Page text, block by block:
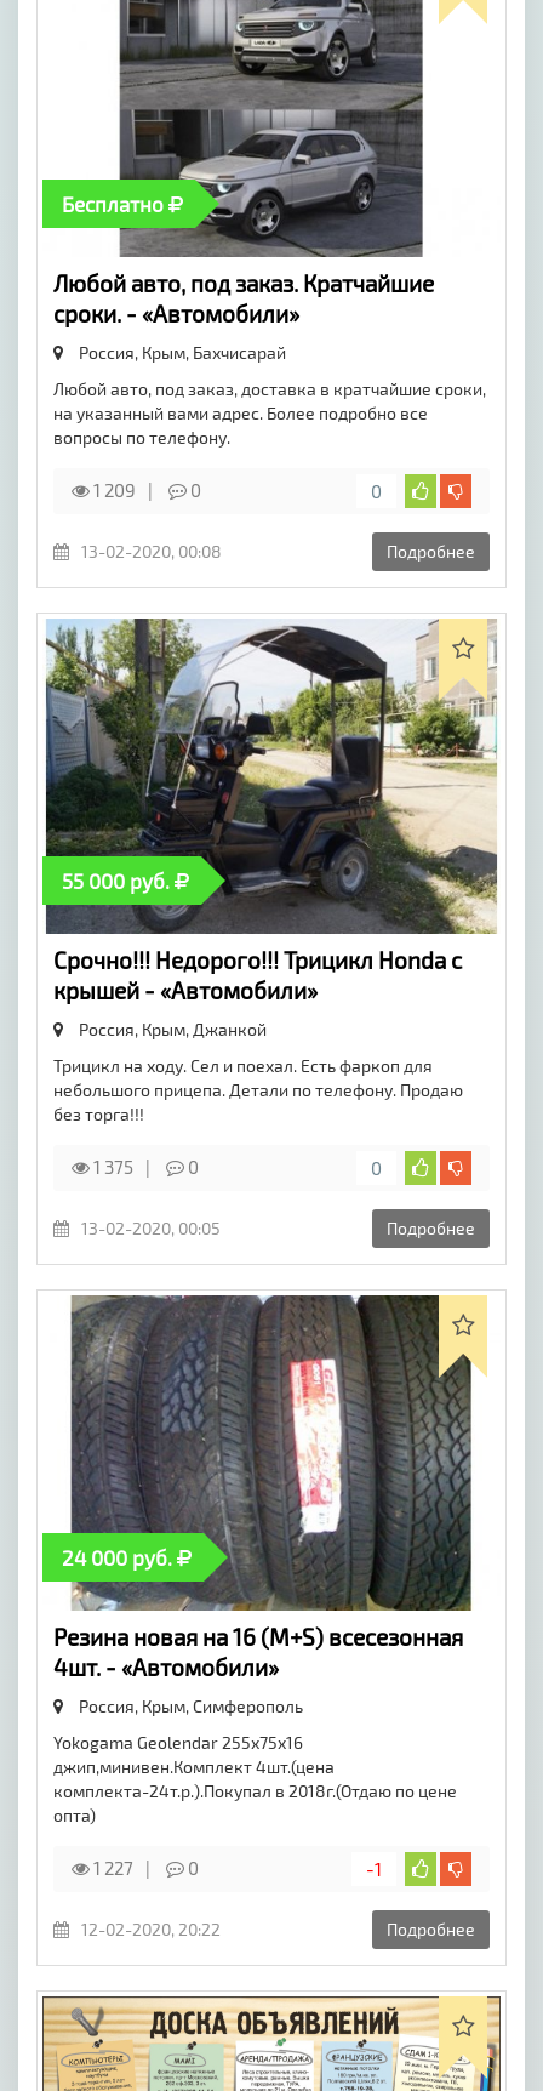
Бесплатно
Любой авто, под заказ. Кратчайшие
сроки. - «Автомобили»
Россия, Крым, Бахчисарай
Любой авто, под заказ, доставка в кратчайшие сроки,
на указанный вами адрес. Более подробно все
вопросы по телефону.
1 209 0 0
13-02-2020, 00:08 Подробнее
55 000 руб.
Срочно!!! Недорого!!! Трицикл Honda с
крышей - «Автомобили»
Россия, Крым, Джанкой
Трицикл на ходу. Сел и поехал. Есть фаркоп для
небольшого прицепа. Детали по телефону. Продаю
без торга!!!
1 375 0 0
13-02-2020, 00:05 Подробнее
24 000 руб.
Резина новая на 16 (M+S) всесезонная
4шт. - «Автомобили»
Россия, Крым,Симферополь
Yokogama Geolendar 255х75х16
джип,минивен.Комплект 4шт.(цена
комплекта-24т.р.).Покупал в 2018г.(Отдаю по цене
опта)
1 227 0 -1
12-02-2020, 20:22 Подробнее